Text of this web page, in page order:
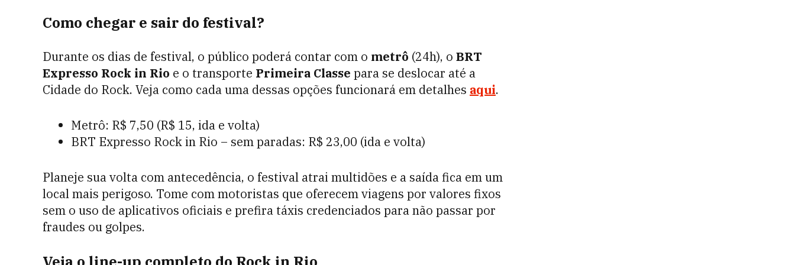
Como chegar e sair do festival?
Durante os dias de festival, o público poderá contar com o metrô (24h), o BRT
Expresso Rock in Rio e o transporte Primeira Classe para se deslocar até a
Cidade do Rock. Veja como cada uma dessas opções funcionará em detalhes aqui.
Metrô: R$ 7,50 (R$ 15, ida e volta)
BRT Expresso Rock in Rio – sem paradas: R$ 23,00 (ida e volta)
Planeje sua volta com antecedência, o festival atrai multidões e a saída fica em um
local mais perigoso. Tome com motoristas que oferecem viagens por valores fixos
sem o uso de aplicativos oficiais e prefira táxis credenciados para não passar por
fraudes ou golpes.